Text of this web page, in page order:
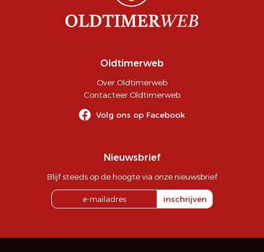
Oldtimerweb
Over Oldtimerweb
Contacteer Oldtimerweb
Volg ons op Facebook
Nieuwsbrief
Blijf steeds op de hoogte via onze nieuwsbrief
inschrijven